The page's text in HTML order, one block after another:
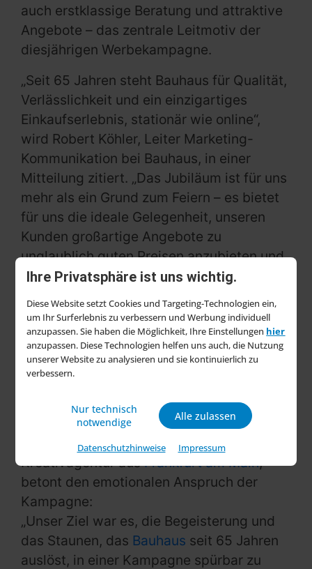
Ihre Privatsphäre ist uns wichtig.
Diese Website setzt Cookies und Targeting-Technologien ein,
um Ihr Surferlebnis zu verbessern und Werbung individuell
anzupassen. Sie haben die Möglichkeit, Ihre Einstellungen hier
anzupassen. Diese Technologien helfen uns auch, die Nutzung
unserer Website zu analysieren und sie kontinuierlich zu
verbessern.
Nur technisch
notwendige
Alle zulassen
Datenschutzhinweise Impressum
auch erstklassige Beratung und attraktive
Angebote – das zentrale Leitmotiv der
diesjährigen Werbekampagne.
„Seit 65 Jahren steht Bauhaus für Qualität,
Verlässlichkeit und ein einzigartiges
Einkaufserlebnis, stationär wie online“,
wird Robert Köhler, Leiter Marketing-
Kommunikation bei Bauhaus, in einer
Mitteilung zitiert. „Das Jubiläum ist für uns
mehr als ein Grund zum Feiern – es bietet
für uns die ideale Gelegenheit, unseren
Kunden großartige Angebote zu
unglaublich guten Preisen anzubieten und
Danke für 65 Jahre Treue zu sagen. Auch
Maßstäbe setzen – mit einem Sortiment,
das keine Wünsche offenlässt, einer
Beratung, die auf Augenhöhe stattfindet,
und Angeboten, die inspirieren und
Auch Tine Holzhausen, Chief Creative
Officer bei Leo, der verantwortlichen
Kreativagentur ausFrankfurt am Main,
betont den emotionalen Anspruch der
Kampagne:
„Unser Ziel war es, die Begeisterung und
das Staunen, das Bauhaus seit 65 Jahren
auslöst, in einer Kampagne spürbar zu